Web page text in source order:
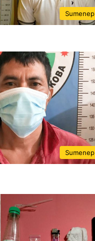
Sumenep
Sumenep